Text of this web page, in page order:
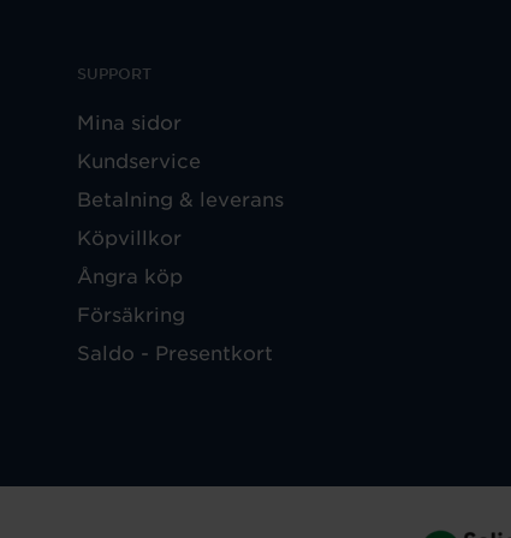
SUPPORT
Mina sidor
Kundservice
Betalning & leverans
Köpvillkor
Ångra köp
Försäkring
Saldo - Presentkort